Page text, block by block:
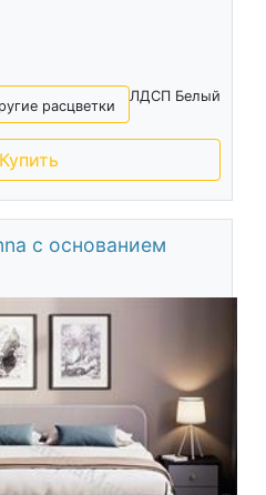
ЛДСП Белый
расцветки
Купить
с основанием